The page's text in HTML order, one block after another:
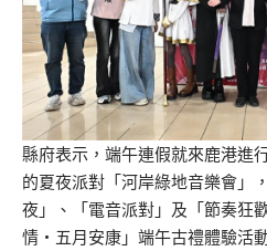
縣府表示，端午連假就來鹿港進
的夏夜派對「河岸綠地音樂會」
夜」、「電音派對」及「節奏狂
情‧五月安康」端午古禮體驗活